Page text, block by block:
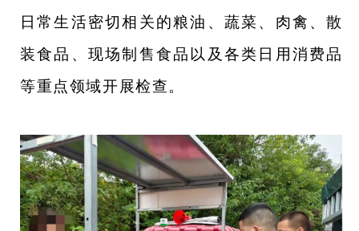
日常生活密切相关的粮油、蔬菜、肉禽、散
装食品、现场制售食品以及各类日用消费品
等重点领域开展检查。